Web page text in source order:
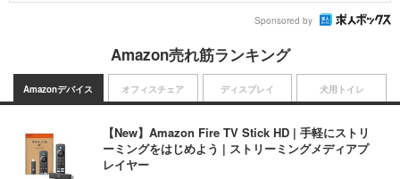
Sponsored by
Amazon売れ筋ランキング
Amazonデバイス
【New】Amazon Fire TV Stick HD | 手軽にストリ
ーミングをはじめよう | ストリーミングメディアプ
レイヤー
オフィスチェア ディスプレイ 犬用トイレ